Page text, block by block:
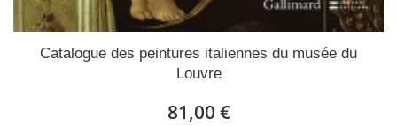
Catalogue des peintures italiennes du musée du
Louvre
81,00 €